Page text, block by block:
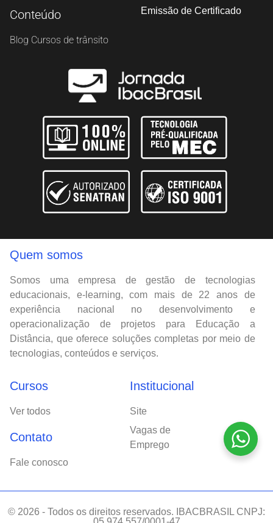
Conteúdo
Blog Cursos de trânsito
Emissão de Certificado
Quem somos
Somos uma empresa de gestão de tecnologias
educacionais, e-learning, com mais de 22 anos de
experiência nacional no desenvolvimento e
operacionalização de projetos para Educação a
Distância, que oferece soluções completas por meio de
tecnologias, conteúdos e serviços.
Cursos
Ver todos
Contato
Fale conosco
Institucional
Site
Vagas de
Emprego
© 2026 - Todos os direitos reservados. IBACBRASIL CNPJ: